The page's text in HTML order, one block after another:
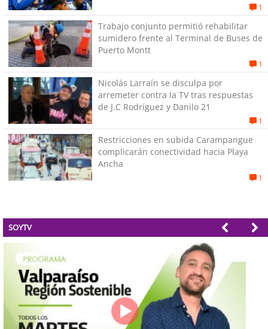
1
Trabajo conjunto permitió rehabilitar
sumidero frente al Terminal de Buses de
Puerto Montt
1
Nicolás Larraín se disculpa por
arremeter contra la TV tras respuestas
de J.C Rodríguez y Danilo 21
1
Restricciones en subida Carampangue
complicarán conectividad hacia Playa
Ancha
1
SOYTV